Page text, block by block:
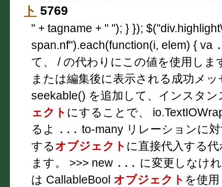
ト 5769
" + tagname + " "); } });
span.nf").each(function(i, elem) { va
て、 / の代わりにこの値を使用しま
または編集後に表示される成功メ
seekable() を追加して、インスタ
ェクト にすることで、
るよ
... to-many リレーションに
するオブジェクト に直接代入する
ます。 >>> new ... に変更しなけ
は CallableBool オブジェクト を使